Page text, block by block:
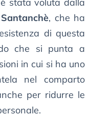
stata voluta dalla
, che ha
di questa
che si punta a
in cui si ha uno
nel comparto
per ridurre le